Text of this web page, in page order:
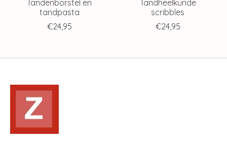
Tandenborstel en
tandpasta
€24,95
Tandheelkunde
scribbles
€24,95